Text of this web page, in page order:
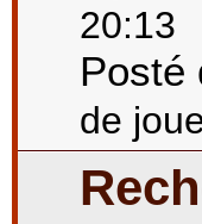
20:13
Posté
de